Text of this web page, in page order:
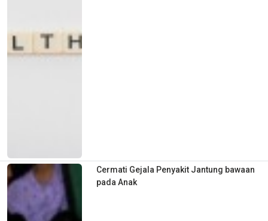
Cermati Gejala Penyakit Jantung bawaan
pada Anak